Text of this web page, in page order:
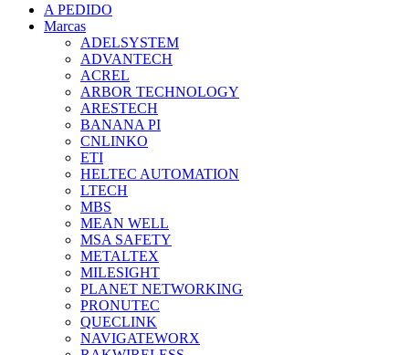
A PEDIDO
Marcas
ADELSYSTEM
ADVANTECH
ACREL
ARBOR TECHNOLOGY
ARESTECH
BANANA PI
CNLINKO
ETI
HELTEC AUTOMATION
LTECH
MBS
MEAN WELL
MSA SAFETY
METALTEX
MILESIGHT
PLANET NETWORKING
PRONUTEC
QUECLINK
NAVIGATEWORX